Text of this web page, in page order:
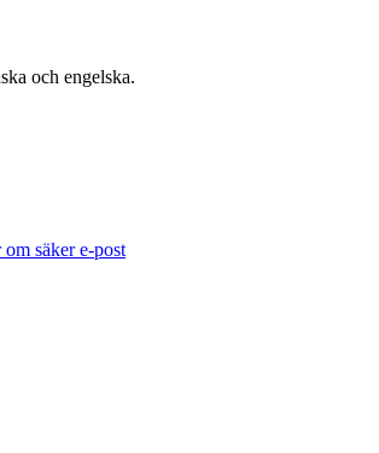
och engelska.
om säker e-post